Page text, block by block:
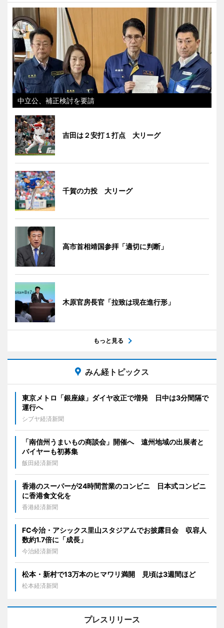
中立公、補正検討を要請
吉田は２安打１打点 大リーグ
千賀の力投 大リーグ
高市首相靖国参拝「適切に判断」
木原官房長官「拉致は現在進行形」
もっと見る
みん経トピックス
東京メトロ「銀座線」ダイヤ改正で増発 日中は3分間隔で
運行へ
シブヤ経済新聞
「南信州うまいもの商談会」開催へ 遠州地域の出展者と
バイヤーも初募集
飯田経済新聞
香港のスーパーが24時間営業のコンビニ 日本式コンビニ
に香港食文化を
香港経済新聞
FC今治・アシックス里山スタジアムでお披露目会 収容人
数約1.7倍に「成長」
今治経済新聞
松本・新村で13万本のヒマワリ満開 見頃は3週間ほど
松本経済新聞
プレスリリース